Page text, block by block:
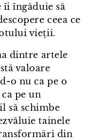
îngăduie să
ceea ce
vieții.
dintre artele
valoare
⁠o nu ca pe o
pe un
să schimbe
tainele
din